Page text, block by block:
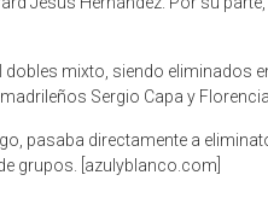
dobles mixto, siendo
Sergio Capa y
pasaba directamente a
grupos. [azulyblanco.com]